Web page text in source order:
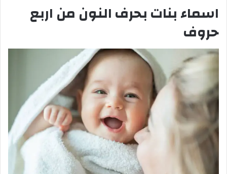
اسماء بنات بحرف النون من اربع
حروف